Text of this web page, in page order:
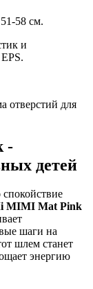
58 см.
и
отверстий для
-
детей
спокойствие
MIMI Mat Pink
шаги на
шлем станет
энергию